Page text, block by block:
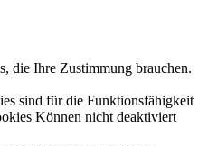
die Ihre Zustimmung brauchen.
sind für die Funktionsfähigkeit
Können nicht deaktiviert